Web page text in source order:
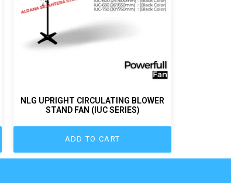
NLG UPRIGHT CIRCULATING BLOWER
STAND FAN (IUC SERIES)
ADD TO CART